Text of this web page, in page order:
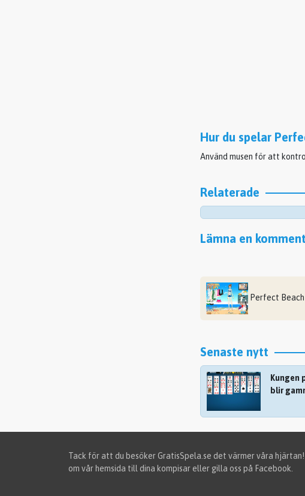
Hur du spelar
Använd musen för att
Relaterade
Lämna en
Perfect
Senaste nytt
Kungen
blir
Tack för att du besöker GratisSpela.se det värmer våra
om vår hemsida till dina kompisar eller gilla oss på Facebook.